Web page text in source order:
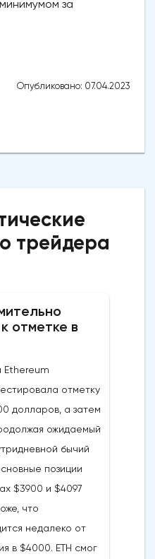
за
Опубликовано: 07.04.2023
трейдера
отметке в
Ethereum
отметку
долларов, а затем
ожидаемый
бычий
позиции
$3900 и $4097
что
недалеко от
в $4000. ETH смог